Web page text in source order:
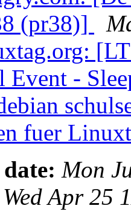
(pr38)]
Event -
fuer
Mon
Wed Apr 25